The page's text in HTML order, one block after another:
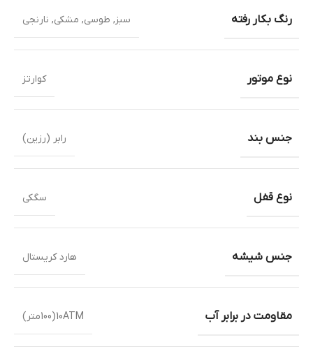
رنگ بکار رفته سبز, طوسی, مشکی, نارنجی
نوع موتور کوارتز
جنس بند رابر (رزین)
نوع قفل سگکی
جنس شیشه هارد کریستال
مقاومت در برابر آب 10ATM(100متر)